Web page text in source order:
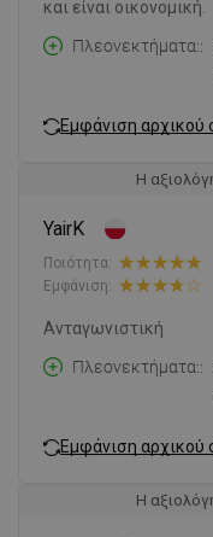
και είναι οικονομική.
Πλεονεκτήματα:
Εμφάνιση αρχικού
Η
YairK
Ποιότητα:
Εμφάνιση:
Ανταγωνιστική
Πλεονεκτήματα:
Εμφάνιση αρχικού
Η